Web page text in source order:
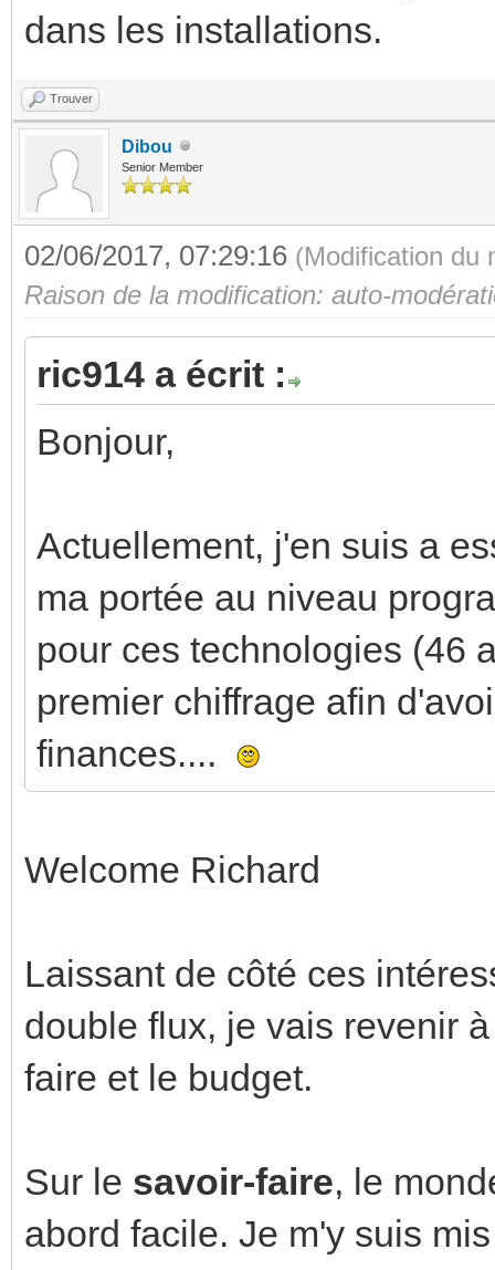
dans les installations.
Trouver
Dibou
Senior Member
02/06/2017, 07:29:16 (Modification du
Raison de la modification: auto-
ric914 a écrit :
Bonjour,
Actuellement, j'en suis a
ma portée au niveau
pour ces technologies (46
premier chiffrage afin
finances....
Welcome Richard
Laissant de côté ces
double flux, je vais revenir
faire et le budget.
Sur le savoir-faire, le
abord facile. Je m'y suis